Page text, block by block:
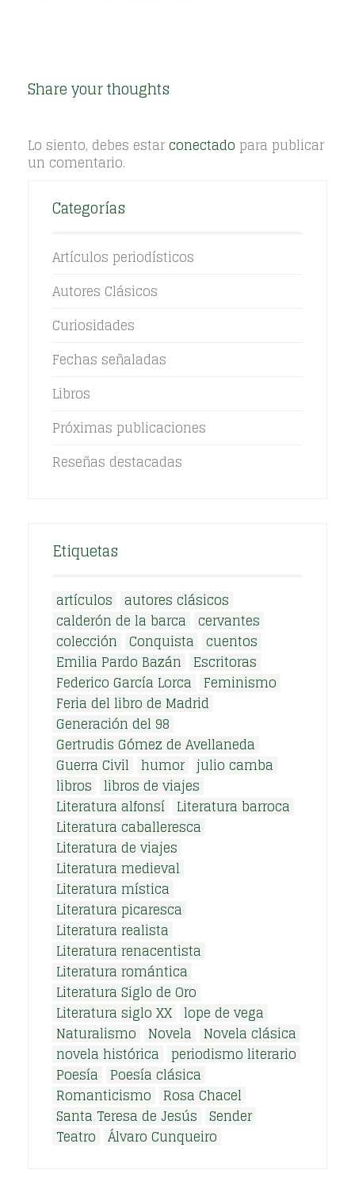
Share your thoughts
Lo siento, debes estarconectado para publicar
un comentario.
Categorías
Artículos periodísticos
Autores Clásicos
Curiosidades
Fechas señaladas
Libros
Próximas publicaciones
Reseñas destacadas
Etiquetas
artículos
autores clásicos
calderón de la barca cervantes
colección Conquista cuentos
Emilia Pardo Bazán
Escritoras
Federico García Lorca
Feminismo
Feria del libro de Madrid
Generación del 98
Gertrudis Gómez de Avellaneda
Guerra Civil humor julio camba
libros libros de viajes
Literatura alfonsí Literatura barroca
Literatura caballeresca
Literatura de viajes
Literatura medieval
Literatura mística
Literatura picaresca
Literatura realista
Literatura renacentista
Literatura romántica
Literatura Siglo de Oro
Literatura siglo XX lope de vega
Naturalismo
Novela
Novela clásica
novela histórica periodismo literario
Poesía
Poesía clásica
Romanticismo
Rosa Chacel
Santa Teresa de Jesús Sender
Teatro Álvaro Cunqueiro